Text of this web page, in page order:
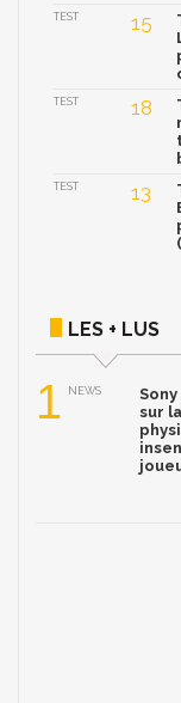
TEST 15
TEST 18
TEST 13
LES + LUS
1 NEWS
sur